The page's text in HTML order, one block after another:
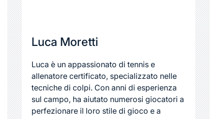
Luca Moretti
Luca è un appassionato di tennis e
allenatore certificato, specializzato nelle
tecniche di colpi. Con anni di esperienza
sul campo, ha aiutato numerosi giocatori a
perfezionare il loro stile di gioco e a